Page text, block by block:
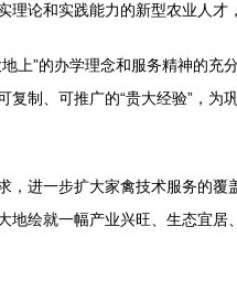
论和实践能力的新型农业人才
上”的办学理念和服务精神的
制、可推广的“贵大经验”，
进一步扩大家禽技术服务的
绘就一幅产业兴旺、生态宜居